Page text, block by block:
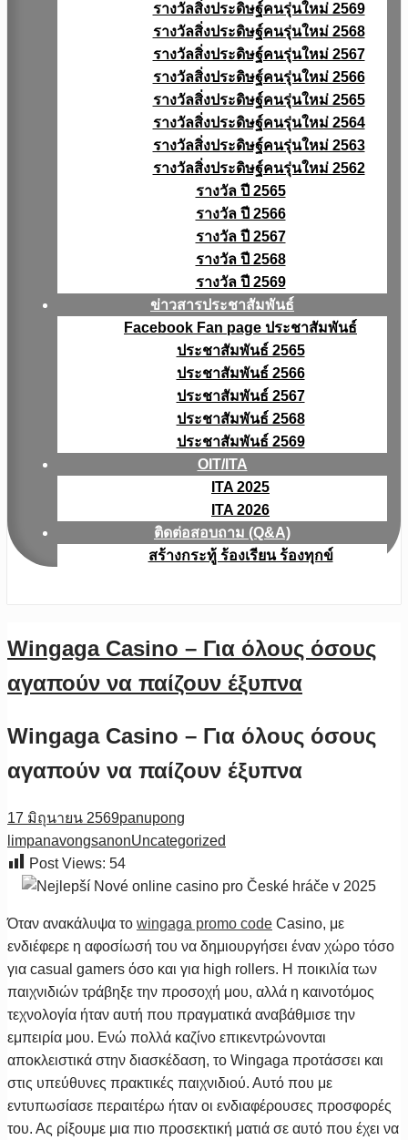
รางวัลสิ่งประดิษฐ์คนรุ่นใหม่ 2569
รางวัลสิ่งประดิษฐ์คนรุ่นใหม่ 2568
รางวัลสิ่งประดิษฐ์คนรุ่นใหม่ 2567
รางวัลสิ่งประดิษฐ์คนรุ่นใหม่ 2566
รางวัลสิ่งประดิษฐ์คนรุ่นใหม่ 2565
รางวัลสิ่งประดิษฐ์คนรุ่นใหม่ 2564
รางวัลสิ่งประดิษฐ์คนรุ่นใหม่ 2563
รางวัลสิ่งประดิษฐ์คนรุ่นใหม่ 2562
รางวัล ปี 2565
รางวัล ปี 2566
รางวัล ปี 2567
รางวัล ปี 2568
รางวัล ปี 2569
ข่าวสารประชาสัมพันธ์
Facebook Fan page ประชาสัมพันธ์
ประชาสัมพันธ์ 2565
ประชาสัมพันธ์ 2566
ประชาสัมพันธ์ 2567
ประชาสัมพันธ์ 2568
ประชาสัมพันธ์ 2569
OIT/ITA
ITA 2025
ITA 2026
ติดต่อสอบถาม (Q&A)
สร้างกระทู้ ร้องเรียน ร้องทุกข์
Wingaga Casino – Για όλους όσους
αγαπούν να παίζουν έξυπνα
Wingaga Casino – Για όλους όσους
αγαπούν να παίζουν έξυπνα
17 มิถุนายน 2569panupong
limpanavongsanonUncategorized
Post Views: 54
Όταν ανακάλυψα το wingaga promo code Casino, με
ενδιέφερε η αφοσίωσή του να δημιουργήσει έναν χώρο τόσο
για casual gamers όσο και για high rollers. Η ποικιλία των
παιχνιδιών τράβηξε την προσοχή μου, αλλά η καινοτόμος
τεχνολογία ήταν αυτή που πραγματικά αναβάθμισε την
εμπειρία μου. Ενώ πολλά καζίνο επικεντρώνονται
αποκλειστικά στην διασκέδαση, το Wingaga προτάσσει και
στις υπεύθυνες πρακτικές παιχνιδιού. Αυτό που με
εντυπωσίασε περαιτέρω ήταν οι ενδιαφέρουσες προσφορές
του. Ας ρίξουμε μια πιο προσεκτική ματιά σε αυτό που έχει να